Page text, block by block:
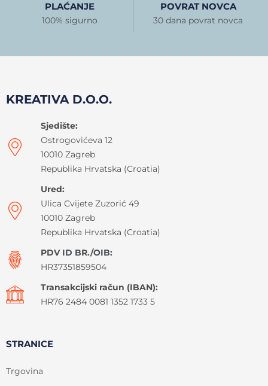
PLAĆANJE
100% sigurno
POVRAT NOVCA
30 dana povrat novca
KREATIVA D.O.O.
Sjedište:
Ostrogovićeva 12
10010 Zagreb
Republika Hrvatska (Croatia)
Ured:
Ulica Cvijete Zuzorić 49
10010 Zagreb
Republika Hrvatska (Croatia)
PDV ID BR./OIB:
HR37351859504
Transakcijski račun (IBAN):
HR76 2484 0081 1352 1733 5
STRANICE
Trgovina